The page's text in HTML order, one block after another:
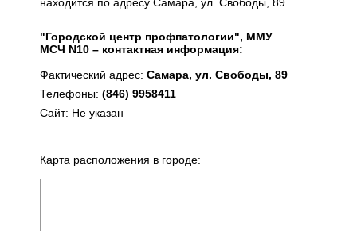
"Городской центр профпатологии", ММУ
МСЧ N10 – контактная информация:
Фактический адрес: Самара, ул. Свободы, 89
Телефоны: (846) 9958411
Сайт: Не указан
Карта расположения в городе: